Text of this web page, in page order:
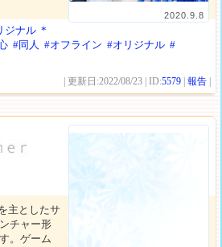
2020.9.8
ジナル *
#同人 #オフライン #オリジナル #
| 更新日:2022/08/23 | ID:5579 |報告
主としたサ
チャー形
。ゲーム